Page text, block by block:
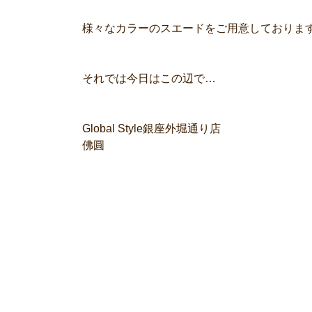
様々なカラーのスエードをご用意しておりま
それでは今日はこの辺で…
Global Style銀座外堀通り店
佛圓